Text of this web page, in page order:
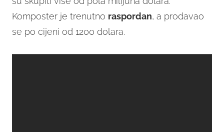
Komposter je trenutno raspordan, a prodavao
se po cijeni od 1200 dolara.